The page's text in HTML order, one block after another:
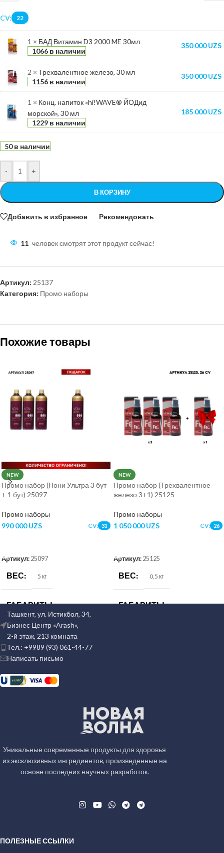
CV: 22
1 × БАД Витамин D3 2000 ME 30мл
1066 в наличии
350 000UZS
2 × Трехвалентное железо, 30 мл
1156 в наличии
350 000UZS
1 × Конц. напиток «hi!WAVE® ЙОДид
морской», 30 мл
1229 в наличии
185 000UZS
50 в наличии
- +
В КОРЗИНУ
Добавить в избранное Рекомендовать
11 человек смотрят этот продукт сейчас!
Артикул: 25137
Категория: Промо наборы
Похожие товары
NEW
Промо набор (Нони Ультра 3 бут
+ 1 бут) 25097
Промо наборы
990 000UZS CV: 31
Артикул: 25097
ВЕС 5 кг
ГАБАРИТЫ
30 × 30 × 20 см
CV 31
NEW
Промо набор (Трехвалентное
железо 3+1) 25125
Промо наборы
1 050 000UZS CV: 26
Артикул: 25125
ВЕС 0,5 кг
ГАБАРИТЫ
Ташкент, ул. Истикбол, 34,
Бизнес Центр «Arash»,
2-й этаж, 213 комната
Тел.: +9989 (93) 061-44-77
Написать письмо
Уникальные современные продукты для здоровья
из эксклюзивных ингредиентов, произведенные на
основе последних научных разработок.
ПОЛЕЗНЫЕ ССЫЛКИ